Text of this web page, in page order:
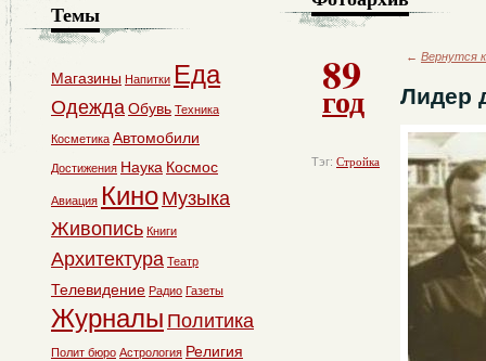
89
год
Тэг: Стройка
← Вернутся
Лидер
Темы
Магазины Напитки Еда
ОдеждаОбувь Техника
Косметика Автомобили
Достижения Наука Космос
Авиация Кино Музыка
Живопись Книги
Архитектура Театр
Телевидение Радио Газеты
Журналы Политика
Полит бюро Астрология Религия